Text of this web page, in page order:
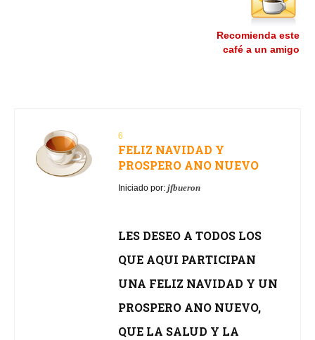
Recomienda este
café a un amigo
6
FELIZ NAVIDAD Y
PROSPERO ANO NUEVO
Iniciado por: jfbueron
LES DESEO A TODOS LOS
QUE AQUI PARTICIPAN
UNA FELIZ NAVIDAD Y UN
PROSPERO ANO NUEVO,
QUE LA SALUD Y LA